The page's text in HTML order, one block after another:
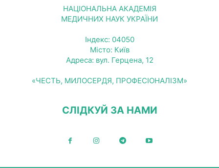
НАЦІОНАЛЬНА АКАДЕМІЯ
МЕДИЧНИХ НАУК УКРАЇНИ
Індекс: 04050
Місто: Київ
Адреса: вул. Герцена, 12
«ЧЕСТЬ, МИЛОСЕРДЯ, ПРОФЕСІОНАЛІЗМ»
СЛІДКУЙ ЗА НАМИ